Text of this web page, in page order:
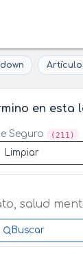
en esta
Seguro (211)
Limpiar
en esta
Buscar